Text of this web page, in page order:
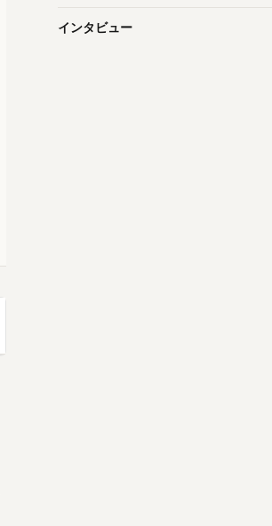
インタビュー